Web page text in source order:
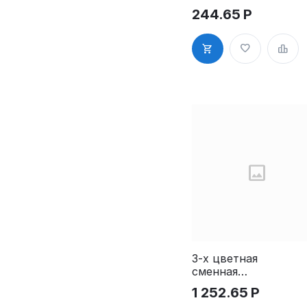
штемпельная
для GRM
4915 Extra
Hummer
244.65 Р
3-х цветная
сменная
штемпельная
подушка по
1 252.65 Р